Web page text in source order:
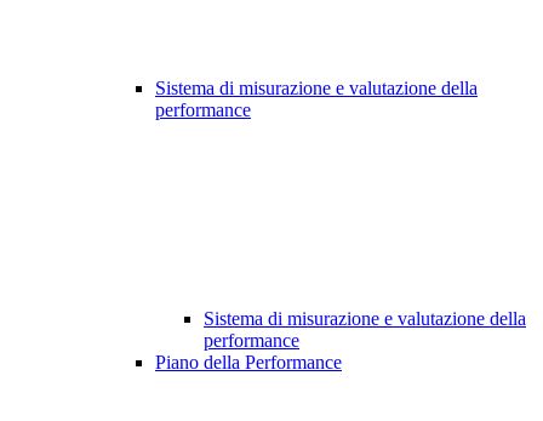
Sistema di misurazione e valutazione della
performance
Sistema di misurazione e valutazione della
performance
Piano della Performance